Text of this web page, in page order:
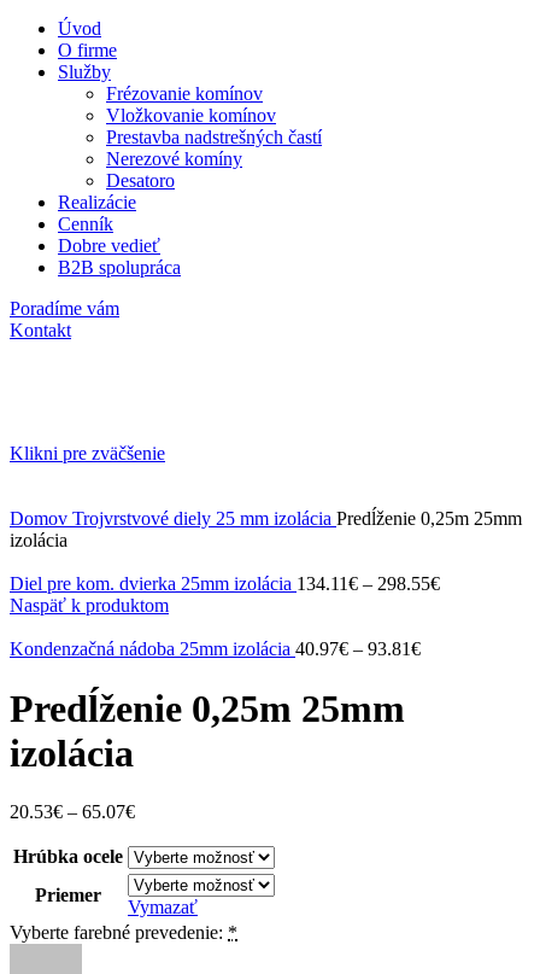
Úvod
O firme
Služby
Frézovanie komínov
Vložkovanie komínov
Prestavba nadstrešných častí
Nerezové komíny
Desatoro
Realizácie
Cenník
Dobre vedieť
B2B spolupráca
Poradíme vám
Kontakt
Klikni pre zväčšenie
Domov Trojvrstvové diely 25 mm izolácia Predĺženie 0,25m 25mm
izolácia
Diel pre kom. dvierka 25mm izolácia 134.11€ – 298.55€
Naspäť k produktom
Kondenzačná nádoba 25mm izolácia 40.97€ – 93.81€
Predĺženie 0,25m 25mm
izolácia
20.53€ – 65.07€
Hrúbka ocele
Priemer
Vymazať
Vyberte farebné prevedenie: *